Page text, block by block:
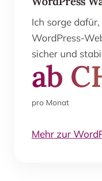
Ich sorge
WordPress-
sicher und
ab
pro Monat
Mehr zur